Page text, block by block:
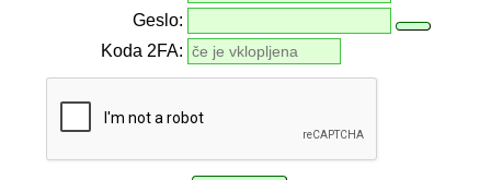
Geslo:
Koda 2FA: